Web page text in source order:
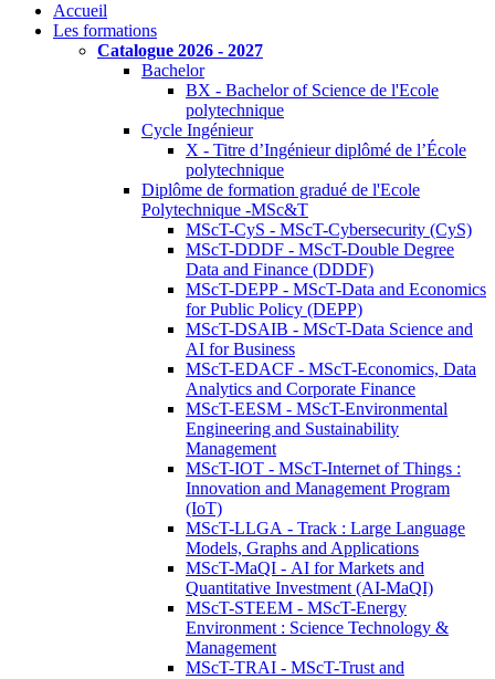
Accueil
Les formations
Catalogue 2026 - 2027
Bachelor
BX - Bachelor of Science de l'Ecole
polytechnique
Cycle Ingénieur
X - Titre d’Ingénieur diplômé de l’École
polytechnique
Diplôme de formation gradué de l'Ecole
Polytechnique -MSc&T
MScT-CyS - MScT-Cybersecurity (CyS)
MScT-DDDF - MScT-Double Degree
Data and Finance (DDDF)
MScT-DEPP - MScT-Data and Economics
for Public Policy (DEPP)
MScT-DSAIB - MScT-Data Science and
AI for Business
MScT-EDACF - MScT-Economics, Data
Analytics and Corporate Finance
MScT-EESM - MScT-Environmental
Engineering and Sustainability
Management
MScT-IOT - MScT-Internet of Things :
Innovation and Management Program
(IoT)
MScT-LLGA - Track : Large Language
Models, Graphs and Applications
MScT-MaQI - AI for Markets and
Quantitative Investment (AI-MaQI)
MScT-STEEM - MScT-Energy
Environment : Science Technology &
Management
MScT-TRAI - MScT-Trust and